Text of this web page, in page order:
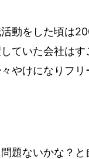
動をした頃は
ていた会社は
やけになりフリ
題ないかな？と